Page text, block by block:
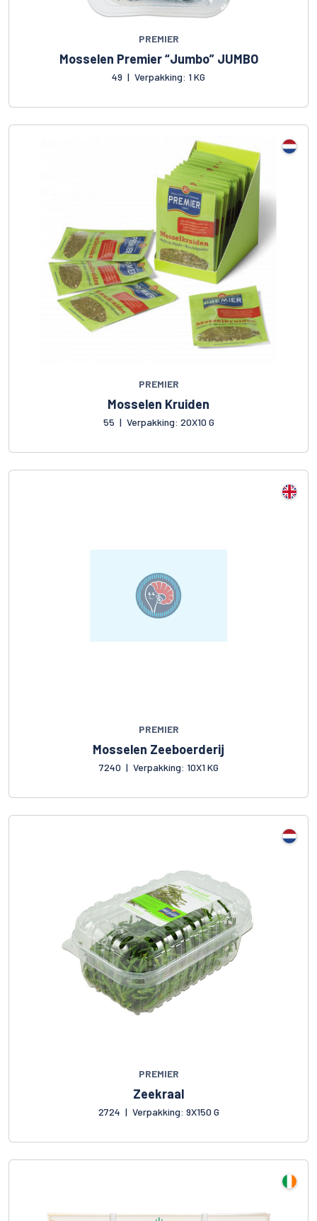
PREMIER
Mosselen Premier “Jumbo” JUMBO
49 | Verpakking: 1 KG
PREMIER
Mosselen Kruiden
55 | Verpakking: 20X10 G
PREMIER
Mosselen Zeeboerderij
7240 | Verpakking: 10X1 KG
PREMIER
Zeekraal
2724 | Verpakking: 9X150 G